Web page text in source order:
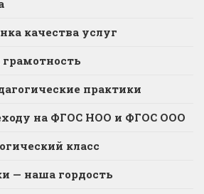
качества услуг
практики
на ФГОС НОО и ФГОС ООО
класс
— наша гордость